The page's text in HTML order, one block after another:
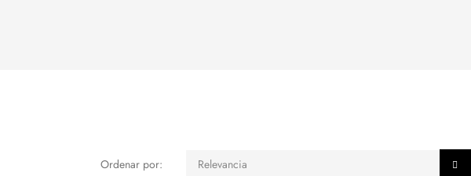
Ordenar por: Relevancia